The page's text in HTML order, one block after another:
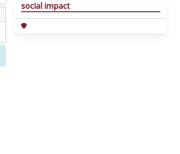
social impact